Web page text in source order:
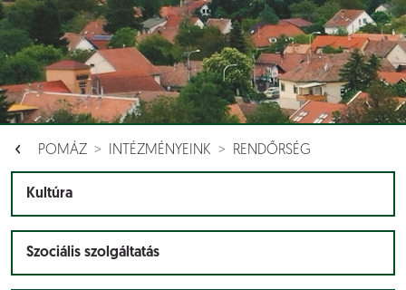
POMÁZ INTÉZMÉNYEINK RENDŐRSÉG
Kultúra
Szociális szolgáltatás
Dokumentumok [ ]
Aloldalak []